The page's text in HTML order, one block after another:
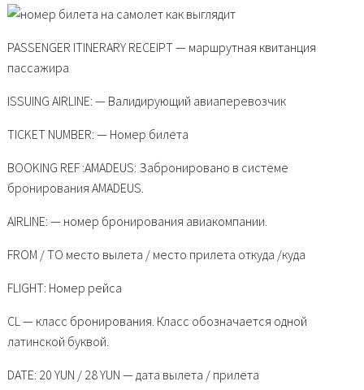
PASSENGER ITINERARY RECEIPT — маршрутная квитанция
пассажира
ISSUING AIRLINE: — Валидирующий авиаперевозчик
TICKET NUMBER: — Номер билета
BOOKING REF :AMADEUS: Забронировано в системе
бронирования AMADEUS.
AIRLINE: — номер бронирования авиакомпании.
FROM / TO место вылета / место прилета откуда /куда
FLIGHT: Номер рейса
CL — класс бронирования. Класс обозначается одной
латинской буквой.
DATE: 20 YUN / 28 YUN — дата вылета / прилета